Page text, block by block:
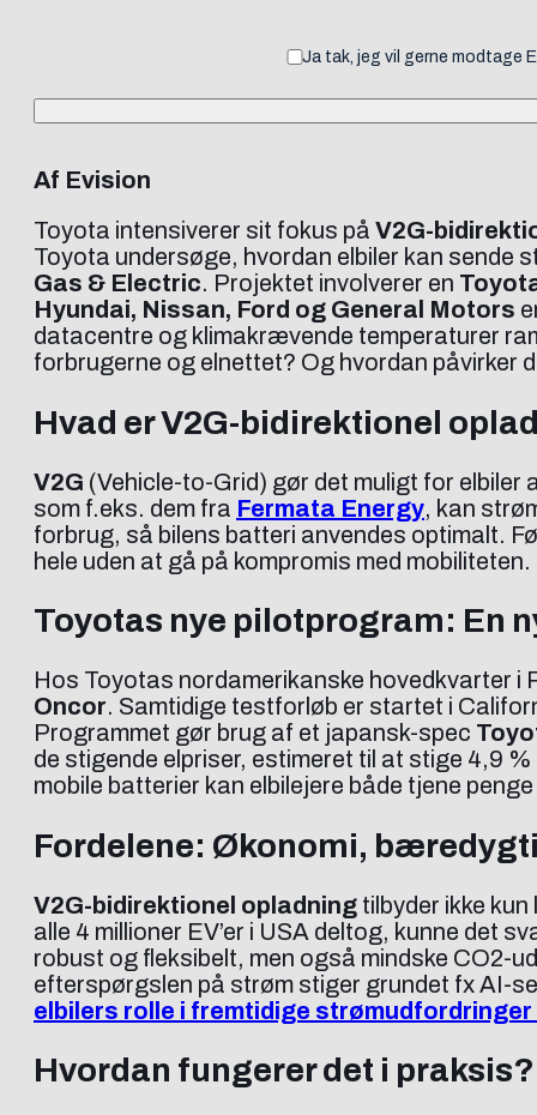
Ja tak, jeg vil gerne modtage
Af Evision
Toyota intensiverer sit fokus på V2G-
Toyota undersøge, hvordan elbiler kan sende
Gas & Electric. Projektet involverer en
Hyundai, Nissan, Ford og General Motors
datacentre og klimakrævende temperaturer
forbrugerne og elnettet? Og hvordan påvirker
Hvad er V2G-bidirektionel
V2G (Vehicle-to-Grid) gør det muligt for
som f.eks. dem fra Fermata Energy, kan
forbrug, så bilens batteri anvendes optimalt.
hele uden at gå på kompromis med mobiliteten.
Toyotas nye pilotprogram: En
Hos Toyotas nordamerikanske hovedkvarter i
Oncor. Samtidige testforløb er startet i
Programmet gør brug af et japansk-spec
de stigende elpriser, estimeret til at stige 4,9
mobile batterier kan elbilejere både tjene
Fordelene: Økonomi,
V2G-bidirektionel opladning tilbyder ikke
alle 4 millioner EV’er i USA deltog, kunne det
robust og fleksibelt, men også mindske CO2-
efterspørgslen på strøm stiger grundet fx AI-
elbilers rolle i fremtidige strømudfordringer
Hvordan fungerer det i praksis?